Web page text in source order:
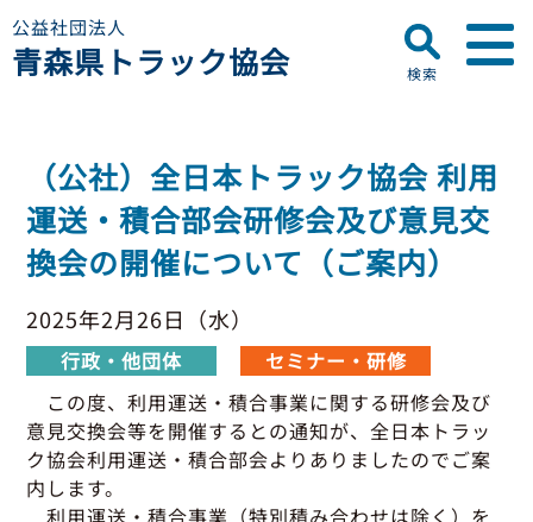
公益社団法人
青森県トラック協会
プロフィール
ディスクロージャー
会員名簿
お知らせ ▼
青森県トラック協会
行政・他団体
助成・補助金
適正化事業
セミナー・研修
適正化事業
適正化事業について
Gマーク制度について
巡回指導について
会員専用ページ ▼
初任運転者特別指導教育
検索
（公社）全日本トラック協会 利用
運送・積合部会研修会及び意見交
換会の開催について（ご案内）
2025年2月26日（水）
行政・他団体
セミナー・研修
この度、利用運送・積合事業に関する研修会及び
意見交換会等を開催するとの通知が、全日本トラッ
ク協会利用運送・積合部会よりありましたのでご案
内します。
利用運送・積合事業（特別積み合わせは除く）を